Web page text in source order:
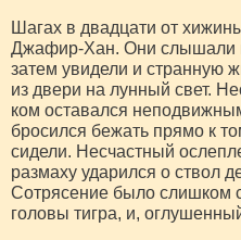
Шагах в двадцати от
Джафир-Хан. Они слышали
затем увидели и странную
из двери на лунный свет.
ком оставался
бросился бежать прямо к
сидели. Несчастный
размаху ударился о ствол
Сотрясение было слишком
головы тигра, и,